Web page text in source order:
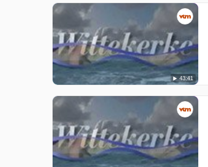
43:41